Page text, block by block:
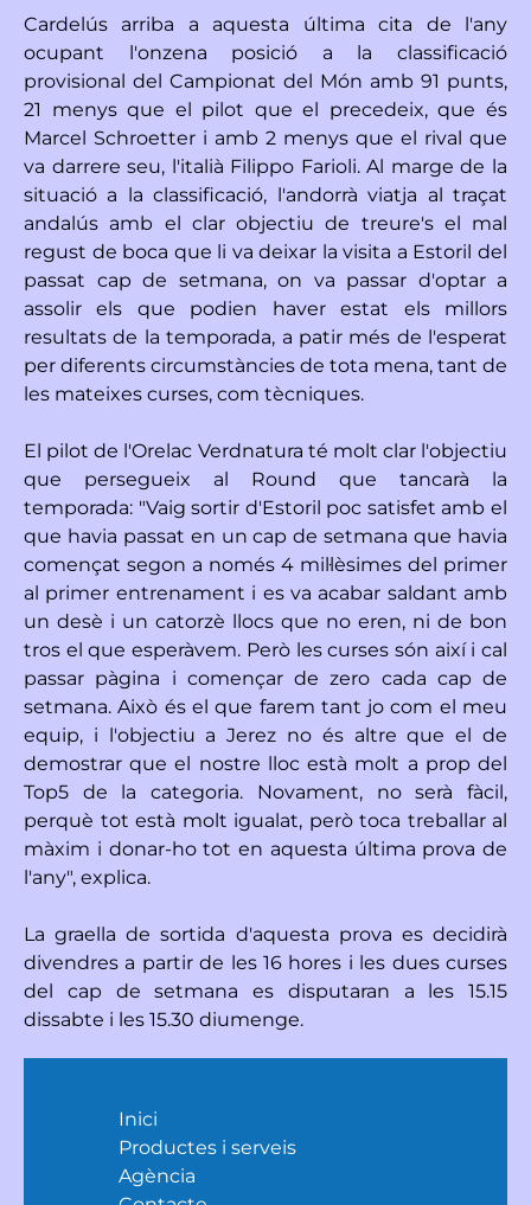
Cardelús arriba a aquesta última cita de l'any
ocupant l'onzena posició a la classificació
provisional del Campionat del Món amb 91 punts,
21 menys que el pilot que el precedeix, que és
Marcel Schroetter i amb 2 menys que el rival que
va darrere seu, l'italià Filippo Farioli. Al marge de la
situació a la classificació, l'andorrà viatja al traçat
andalús amb el clar objectiu de treure's el mal
regust de boca que li va deixar la visita a Estoril del
passat cap de setmana, on va passar d'optar a
assolir els que podien haver estat els millors
resultats de la temporada, a patir més de l'esperat
per diferents circumstàncies de tota mena, tant de
les mateixes curses, com tècniques.
El pilot de l'Orelac Verdnatura té molt clar l'objectiu
que persegueix al Round que tancarà la
temporada: "Vaig sortir d'Estoril poc satisfet amb el
que havia passat en un cap de setmana que havia
començat segon a només 4 mil·lèsimes del primer
al primer entrenament i es va acabar saldant amb
un desè i un catorzè llocs que no eren, ni de bon
tros el que esperàvem. Però les curses són així i cal
passar pàgina i començar de zero cada cap de
setmana. Això és el que farem tant jo com el meu
equip, i l'objectiu a Jerez no és altre que el de
demostrar que el nostre lloc està molt a prop del
Top5 de la categoria. Novament, no serà fàcil,
perquè tot està molt igualat, però toca treballar al
màxim i donar-ho tot en aquesta última prova de
l'any", explica.
La graella de sortida d'aquesta prova es decidirà
divendres a partir de les 16 hores i les dues curses
del cap de setmana es disputaran a les 15.15
dissabte i les 15.30 diumenge.
Inici
Productes i serveis
Agència